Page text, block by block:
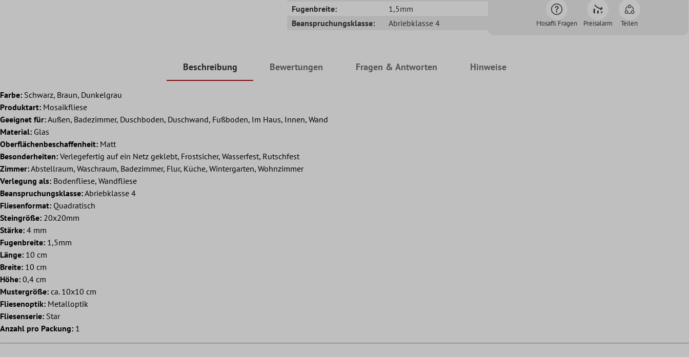
Fugenbreite:
1,5mm
Beanspruchungsklasse:
Abriebklasse 4 Mosafil Fragen Preisalarm Teilen
Beschreibung Bewertungen Fragen & Antworten Hinweise
Farbe: Schwarz, Braun, Dunkelgrau
Produktart: Mosaikfliese
Geeignet für:Außen, Badezimmer, Duschboden, Duschwand, Fußboden, Im Haus, Innen, Wand
Material: Glas
Oberflächenbeschaffenheit: Matt
Besonderheiten: Verlegefertig auf ein Netz geklebt, Frostsicher, Wasserfest, Rutschfest
Zimmer:Abstellraum, Waschraum, Badezimmer, Flur, Küche, Wintergarten, Wohnzimmer
Verlegung als: Bodenfliese, Wandfliese
Beanspruchungsklasse:Abriebklasse 4
Fliesenformat: Quadratisch
Steingröße: 20x20mm
Stärke: 4 mm
Fugenbreite: 1,5mm
Länge: 10 cm
Breite: 10 cm
Höhe: 0,4 cm
Mustergröße: ca. 10x10 cm
Fliesenoptik: Metalloptik
Fliesenserie: Star
Anzahl pro Packung: 1